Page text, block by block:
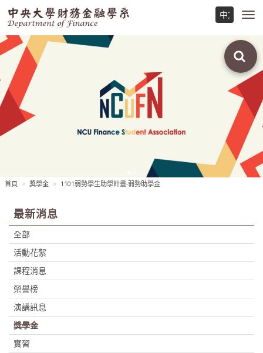
首頁 獎學金 1101弱勢學生助學計畫-弱勢助學金
最新消息
全部
活動花絮
課程消息
榮譽榜
演講訊息
獎學金
實習